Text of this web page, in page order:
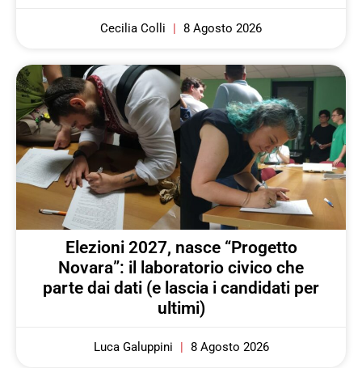
Cecilia Colli 8 Agosto 2026
Elezioni 2027, nasce “Progetto
Novara”: il laboratorio civico che
parte dai dati (e lascia i candidati per
ultimi)
Luca Galuppini 8 Agosto 2026